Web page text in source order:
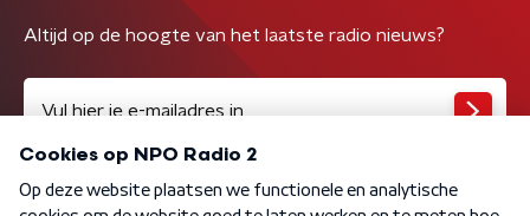
Altijd op de hoogte van het laatste radio nieuws?